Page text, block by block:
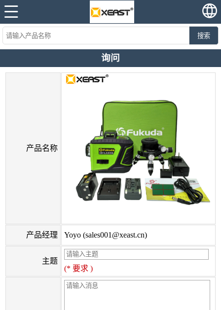
搜索
询问
产品名称
产品经理 Yoyo (sales001@xeast.cn)
主题
(* 要求 )